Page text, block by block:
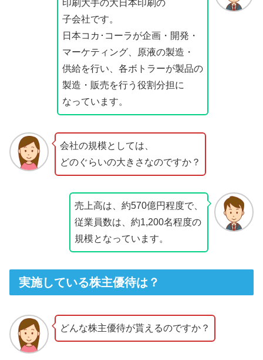
印刷大手の大日本印刷の
子会社です。
日本コカ･コーラが企画・開発・
マーケティング、原液の製造・
供給を行い、各ボトラーが製品の
製造・販売を行う役割分担に
なっています。
会社の規模としては、
どのぐらいの大きさなのですか？
売上高は、約570億円程度で、
従業員数は、約1,200名程度の
規模となっています。
実施している株主優待は？
どんな株主優待が貰えるのですか？